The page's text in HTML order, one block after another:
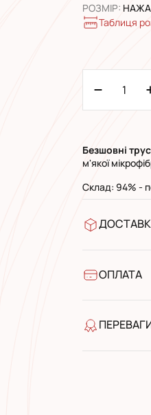
РОЗМІР:
Таблиця
Безшовні
м'якої
Cклад: 94% -
УкрПошта
ОПЛАТА
широкий